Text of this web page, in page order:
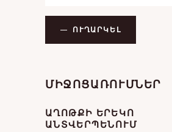
ՈՒՂԱՐԿԵԼ
ՄԻՋՈՑԱՌՈՒՄՆԵՐ
ԱՂՈԹՔԻ ԵՐԵԿՈ
ԱՆՏՎԵՐՊԵՆՈՒՄ